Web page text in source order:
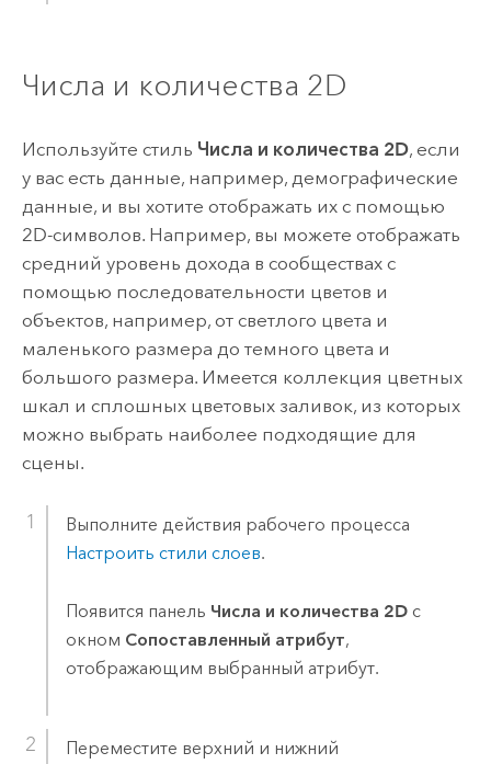
Числа и количества 2D
Используйте стиль Числа и количества 2D, если
у вас есть данные, например, демографические
данные, и вы хотите отображать их с помощью
2D-символов. Например, вы можете отображать
средний уровень дохода в сообществах с
помощью последовательности цветов и
объектов, например, от светлого цвета и
маленького размера до темного цвета и
большого размера. Имеется коллекция цветных
шкал и сплошных цветовых заливок, из которых
можно выбрать наиболее подходящие для
сцены.
Выполните действия рабочего процесса
Настроить стили слоев.
Появится панель Числа и количества 2Dс
окном Сопоставленный атрибут,
отображающим выбранный атрибут.
Переместите верхний и нижний